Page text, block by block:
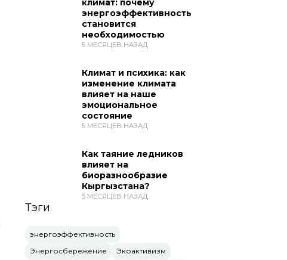
климат: почему
энергоэффективность
становится
необходимостью
5 МЕСЯЦЕВ НАЗАД
Климат и психика: как
изменение климата
влияет на наше
эмоциональное
состояние
5 МЕСЯЦЕВ НАЗАД
Как таяние ледников
влияет на
биоразнообразие
Кыргызстана?
5 МЕСЯЦЕВ НАЗАД
Тэги
энергоэффективность
Энергосбережение
Экоактивизм